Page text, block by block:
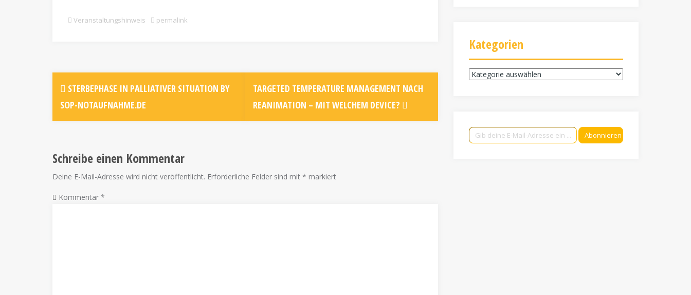
Veranstaltungshinweis permalink
STERBEPHASE IN PALLIATIVER SITUATION BY
SOP-NOTAUFNAHME.DE
TARGETED TEMPERATURE MANAGEMENT NACH
REANIMATION – MIT WELCHEM DEVICE?
Schreibe einen Kommentar
Deine E-Mail-Adresse wird nicht veröffentlicht. Erforderliche Felder sind mit * markiert
Kommentar *
Kategorien
Kategorien
Gib deine E-Mail-Adresse ein ...
Abonnieren